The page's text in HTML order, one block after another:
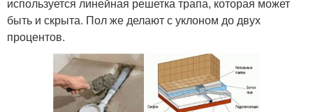
используется линейная решетка трапа, которая может
быть и скрыта. Пол же делают с уклоном до двух
процентов.